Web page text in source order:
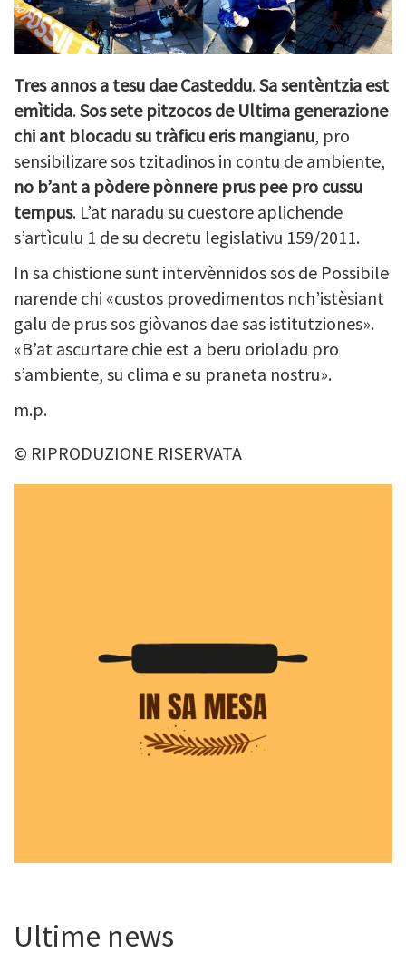
Tres annos a tesu dae Casteddu.Sa sentèntzia est
emìtida.Sos sete pitzocos de Ultima generazione
chi ant blocadu su tràficu eris mangianu, pro
sensibilizare sos tzitadinos in contu de ambiente,
no b’ant a pòdere pònnere prus pee pro cussu
tempus. L’at naradu su cuestore aplichende
s’artìculu 1 de su decretu legislativu 159/2011.
In sa chistione sunt intervènnidos sos de Possibile
narende chi «custos provedimentos nch’istèsiant
galu de prus sos giòvanos dae sas istitutziones».
«B’at ascurtare chie est a beru orioladu pro
s’ambiente, su clima e su praneta nostru».
m.p.
© RIPRODUZIONE RISERVATA
Ultime news